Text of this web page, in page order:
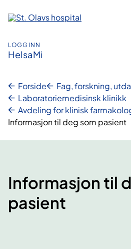
innhold
LOGG INN
HelsaMi
Forside
Fag, forskning,
Laboratoriemedisinsk klinikk
Avdeling for klinisk
Informasjon til deg som pasient
Informasjon til
pasient